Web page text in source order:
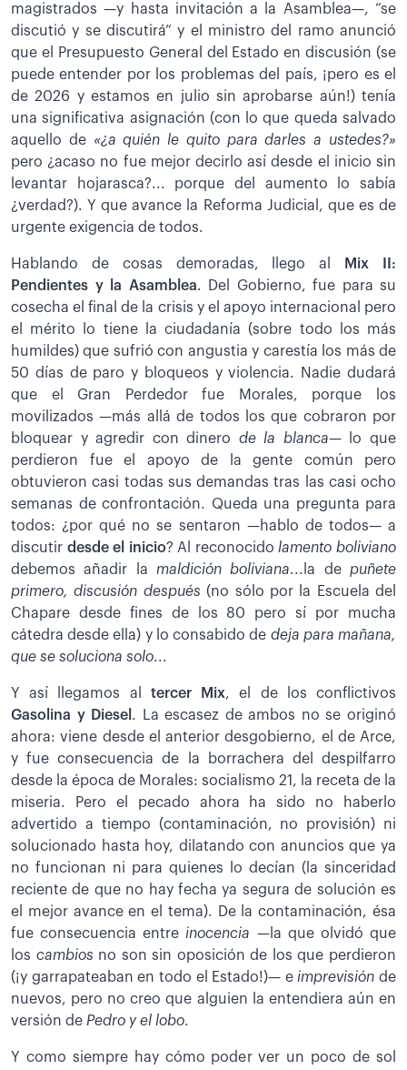
magistrados —y hasta invitación a la Asamblea—, “se
discutió y se discutirá” y el ministro del ramo anunció
que el Presupuesto General del Estado en discusión (se
puede entender por los problemas del país, ¡pero es el
de 2026 y estamos en julio sin aprobarse aún!) tenía
una significativa asignación (con lo que queda salvado
aquello de «¿a quién le quito para darles a ustedes?»
pero ¿acaso no fue mejor decirlo así desde el inicio sin
levantar hojarasca?... porque del aumento lo sabía
¿verdad?). Y que avance la Reforma Judicial, que es de
urgente exigencia de todos.
Hablando de cosas demoradas, llego al
Mix II:
Pendientes y la Asamblea. Del Gobierno, fue para su
cosecha el final de la crisis y el apoyo internacional pero
el mérito lo tiene la ciudadanía (sobre todo los más
humildes) que sufrió con angustia y carestía los más de
50 días de paro y bloqueos y violencia. Nadie dudará
que el Gran Perdedor fue Morales, porque los
movilizados —más allá de todos los que cobraron por
bloquear y agredir con dinero de la blanca— lo que
perdieron fue el apoyo de la gente común pero
obtuvieron casi todas sus demandas tras las casi ocho
semanas de confrontación. Queda una pregunta para
todos: ¿por qué no se sentaron —hablo de todos— a
discutir desde el inicio? Al reconocido lamento boliviano
debemos añadir la maldición boliviana...la depuñete
primero, discusión después (no sólo por la Escuela del
Chapare desde fines de los 80 pero sí por mucha
cátedra desde ella) y lo consabido de deja para mañana,
que se soluciona solo...
Y así llegamos al tercer Mix, el de los conflictivos
Gasolina y Diesel . La escasez de ambos no se originó
ahora: viene desde el anterior desgobierno, el de Arce,
y fue consecuencia de la borrachera del despilfarro
desde la época de Morales: socialismo 21, la receta de la
miseria. Pero el pecado ahora ha sido no haberlo
advertido a tiempo (contaminación, no provisión) ni
solucionado hasta hoy, dilatando con anuncios que ya
no funcionan ni para quienes lo decían (la sinceridad
reciente de que no hay fecha ya segura de solución es
el mejor avance en el tema). De la contaminación, ésa
fue consecuencia entre inocencia —la que olvidó que
los cambios no son sin oposición de los que perdieron
(¡y garrapateaban en todo el Estado!)— e imprevisión de
nuevos, pero no creo que alguien la entendiera aún en
versión de Pedro y el lobo.
Y como siempre hay cómo poder ver un poco de sol